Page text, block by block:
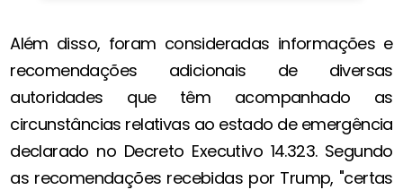
Além disso, foram consideradas informações e
recomendações adicionais de diversas
autoridades que têm acompanhado as
circunstâncias relativas ao estado de emergência
declarado no Decreto Executivo 14.323. Segundo
as recomendações recebidas por Trump, "certas